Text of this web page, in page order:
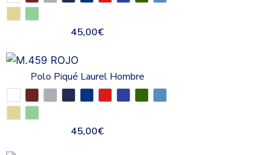
45,00€
Polo Piqué Laurel Hombre
45,00€